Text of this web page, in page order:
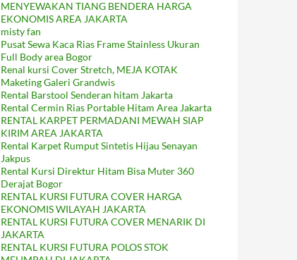
MENYEWAKAN TIANG BENDERA HARGA
EKONOMIS AREA JAKARTA
misty fan
Pusat Sewa Kaca Rias Frame Stainless Ukuran
Full Body area Bogor
Renal kursi Cover Stretch, MEJA KOTAK
Maketing Galeri Grandwis
Rental Barstool Senderan hitam Jakarta
Rental Cermin Rias Portable Hitam Area Jakarta
RENTAL KARPET PERMADANI MEWAH SIAP
KIRIM AREA JAKARTA
Rental Karpet Rumput Sintetis Hijau Senayan
Jakpus
Rental Kursi Direktur Hitam Bisa Muter 360
Derajat Bogor
RENTAL KURSI FUTURA COVER HARGA
EKONOMIS WILAYAH JAKARTA
RENTAL KURSI FUTURA COVER MENARIK DI
JAKARTA
RENTAL KURSI FUTURA POLOS STOK